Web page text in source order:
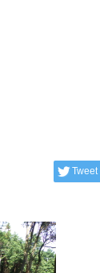
Tweet